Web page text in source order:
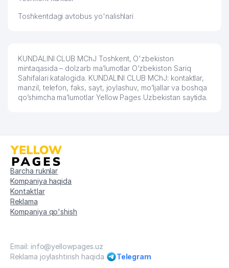
50 INAGOMOV MILLIY TAOMLARI MChJ
52
MUZEYI
53 GLOBAL PASSERVIS QK MChJ 948 м
54 Junior Transport 969 м
57 ANGLESEY FOOD MChJ
58 RIM-KATOLIK MARKAZI MARKAZI
59
KORXONASI
Toshkentdagi avtobus yo'nalishlari
KUNDALINI CLUB MChJ Toshkent, O'zbekiston
mintaqasida – dolzarb ma’lumotlar O’zbekiston Sariq
Sahifalari katalogida. KUNDALINI CLUB MChJ: kontaktlar,
manzil, telefon, faks, sayt, joylashuv, mo’ljallar va boshqa
qo’shimcha ma’lumotlar Yellow Pages Uzbekistan saytida.
Barcha ruknlar
Kompaniya haqida
Kontaktlar
Reklama
Kompaniya qo'shish
Email: info@yellowpages.uz
Reklama joylashtirish haqida
Telegram